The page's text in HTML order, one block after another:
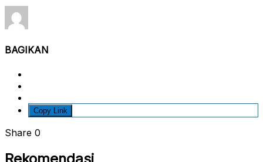
BAGIKAN
Copy Link
Share 0